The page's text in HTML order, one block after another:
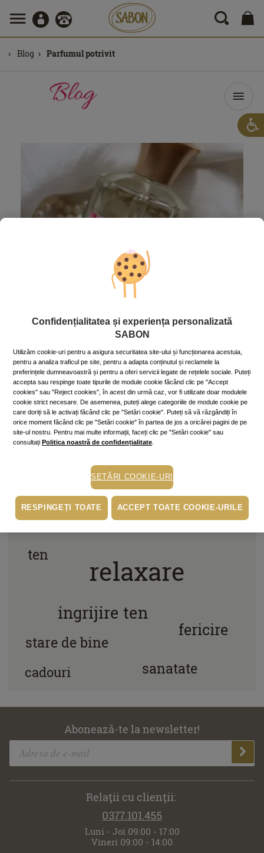
Blog Parfumul potrivit
Corp
Cum alegi parfumul care să te
scoată în evidență
29 December 2023
~6 min.
Pentru seara de revelion și pentru alte seri importante,
vrei un parfum care să te facă să te simți ca o divă? Iată
câteva idei care să te ghideze în găsirea parfumului-
pereche!
Mai mult »
relaxare
exfoliere
ingrijire ten
scrub
fericire
stare de bine
piele uscata
sanatate
ten
cadouri
Abonează-te la newsletter!
Relaţii cu clienţii:
0377.101.455
Luni - Joi 09:00 - 17:00
Vineri 09:00 - 14:00
Confidențialitatea și experiența personalizată
SABON
Utilizăm cookie-uri pentru a asigura securitatea site-ului și funcționarea acestuia,
pentru a analiza traficul pe site, pentru a adapta conținutul și reclamele la
preferințele dumneavoastră și pentru a oferi servicii legate de rețelele sociale. Puteți
accepta sau respinge toate tipurile de module cookie făcând clic pe "Accept
cookies" sau "Reject cookies", în acest din urmă caz, vor fi utilizate doar modulele
cookie strict necesare. De asemenea, puteți alege categoriile de module cookie pe
care doriți să le activați făcând clic pe "Setări cookie". Puteți să vă răzgândiți în
orice moment făcând clic pe "Setări cookie" în partea de jos a oricărei pagini de pe
site-ul nostru. Pentru mai multe informații, faceți clic pe "Setări cookie" sau
consultați Politica noastră de confidențialitate
SETĂRI COOKIE-URI
RESPINGEȚI TOATE ACCEPT TOATE COOKIE-URILE